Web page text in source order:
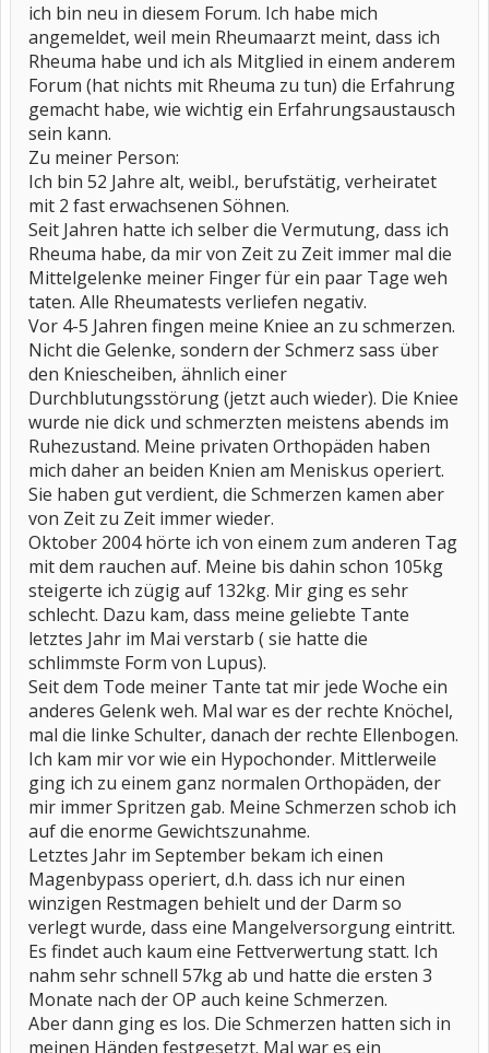
ich bin neu in diesem Forum. Ich habe mich
angemeldet, weil mein Rheumaarzt meint, dass ich
Rheuma habe und ich als Mitglied in einem anderem
Forum (hat nichts mit Rheuma zu tun) die Erfahrung
gemacht habe, wie wichtig ein Erfahrungsaustausch
sein kann.
Zu meiner Person:
Ich bin 52 Jahre alt, weibl., berufstätig, verheiratet
mit 2 fast erwachsenen Söhnen.
Seit Jahren hatte ich selber die Vermutung, dass ich
Rheuma habe, da mir von Zeit zu Zeit immer mal die
Mittelgelenke meiner Finger für ein paar Tage weh
taten. Alle Rheumatests verliefen negativ.
Vor 4-5 Jahren fingen meine Kniee an zu schmerzen.
Nicht die Gelenke, sondern der Schmerz sass über
den Kniescheiben, ähnlich einer
Durchblutungsstörung (jetzt auch wieder). Die Kniee
wurde nie dick und schmerzten meistens abends im
Ruhezustand. Meine privaten Orthopäden haben
mich daher an beiden Knien am Meniskus operiert.
Sie haben gut verdient, die Schmerzen kamen aber
von Zeit zu Zeit immer wieder.
Oktober 2004 hörte ich von einem zum anderen Tag
mit dem rauchen auf. Meine bis dahin schon 105kg
steigerte ich zügig auf 132kg. Mir ging es sehr
schlecht. Dazu kam, dass meine geliebte Tante
letztes Jahr im Mai verstarb ( sie hatte die
schlimmste Form von Lupus).
Seit dem Tode meiner Tante tat mir jede Woche ein
anderes Gelenk weh. Mal war es der rechte Knöchel,
mal die linke Schulter, danach der rechte Ellenbogen.
Ich kam mir vor wie ein Hypochonder. Mittlerweile
ging ich zu einem ganz normalen Orthopäden, der
mir immer Spritzen gab. Meine Schmerzen schob ich
auf die enorme Gewichtszunahme.
Letztes Jahr im September bekam ich einen
Magenbypass operiert, d.h. dass ich nur einen
winzigen Restmagen behielt und der Darm so
verlegt wurde, dass eine Mangelversorgung eintritt.
Es findet auch kaum eine Fettverwertung statt. Ich
nahm sehr schnell 57kg ab und hatte die ersten 3
Monate nach der OP auch keine Schmerzen.
Aber dann ging es los. Die Schmerzen hatten sich in
meinen Händen festgesetzt. Mal war es ein